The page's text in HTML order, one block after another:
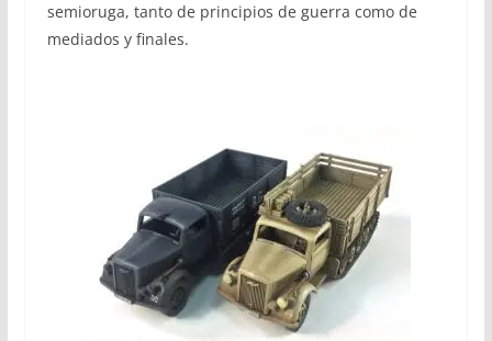
semioruga, tanto de principios de guerra como de
mediados y finales.